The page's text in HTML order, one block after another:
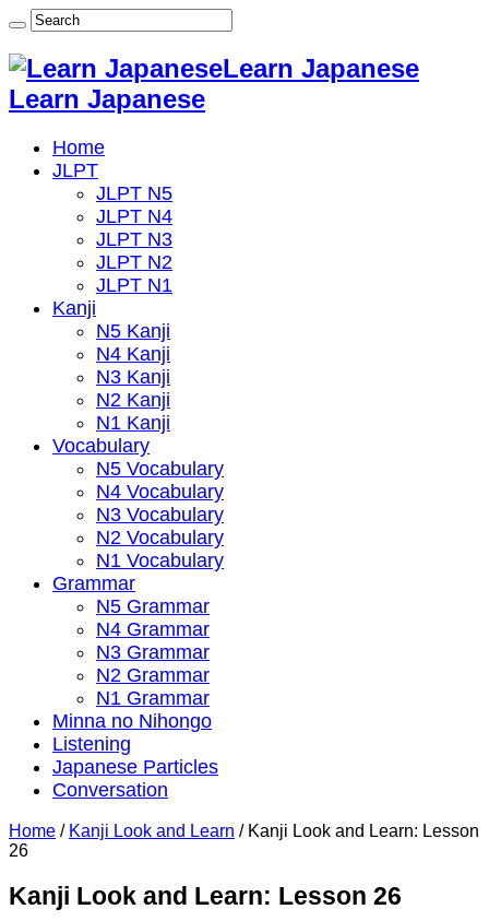
Learn Japanese
Learn Japanese
Home
JLPT
JLPT N5
JLPT N4
JLPT N3
JLPT N2
JLPT N1
Kanji
N5 Kanji
N4 Kanji
N3 Kanji
N2 Kanji
N1 Kanji
Vocabulary
N5 Vocabulary
N4 Vocabulary
N3 Vocabulary
N2 Vocabulary
N1 Vocabulary
Grammar
N5 Grammar
N4 Grammar
N3 Grammar
N2 Grammar
N1 Grammar
Minna no Nihongo
Listening
Japanese Particles
Conversation
Home / Kanji Look and Learn / Kanji Look and Learn: Lesson
26
Kanji Look and Learn: Lesson 26